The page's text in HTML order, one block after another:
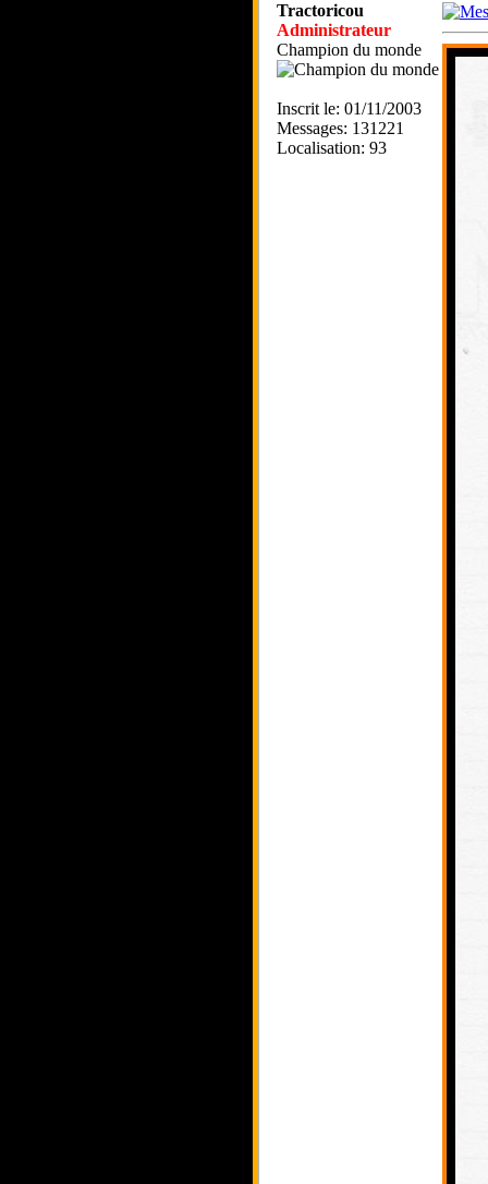
Tractoricou
Administrateur
Champion du monde
Inscrit le: 01/11/2003
Messages: 131221
Localisation: 93